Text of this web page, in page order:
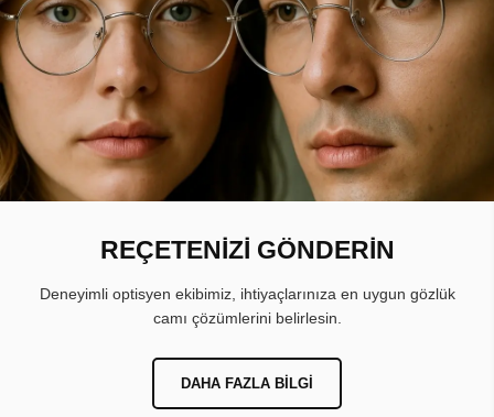
REÇETENİZİ GÖNDERİN
Deneyimli optisyen ekibimiz, ihtiyaçlarınıza en uygun gözlük
camı çözümlerini belirlesin.
DAHA FAZLA BILGI